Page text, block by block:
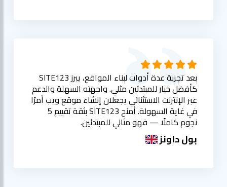
بعد تجربة عدة أدوات لبناء المواقع، يبرز SITE123
كأفضل خيار للمبتدئين مثلي. واجهته السهلة والدعم
عبر الإنترنت الاستثنائي يجعلان إنشاء موقع ويب أمرًا
في غاية السهولة. أمنح SITE123 بثقة تقييم 5
نجوم كاملًا — فهو مثالي للمبتدئين.
بول داونز